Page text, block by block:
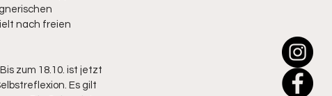
nach freien
zum 18.10. ist jetzt
Es gilt